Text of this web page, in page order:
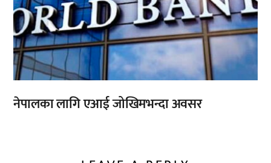
नेपालका लागि एआई जोखिमभन्दा अवसर